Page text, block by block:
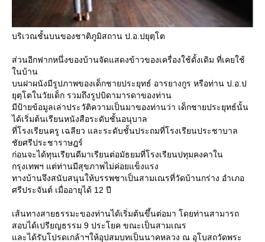
บริเวณชั้นบนของชาติภูมิสถาน ป.อ.ปยุตฺโต
ส่วนอีกฟากหนึ่งของบ้านจัดแสดงข้าวของเครื่องใช้ดั้งเดิม ที่เคยใช้
นบ้าน
บนฝาผนังมีรูปภาพของเด็กชายประยุทธ์ อารยางกูร หรือท่าน ป.อ.ป
ุตฺโตในวัยเด็ก รวมถึงรูปบิดามารดาของท่าน
มีป้ายข้อมูลเล่าประวัติความเป็นมาของท่านว่า เด็กชายประยุทธ์นั้น
ได้เริ่มต้นเรียนหนังสือระดับชั้นอนุบาล
ที่โรงเรียนครู เฉลียว และระดับชั้นประถมที่โรงเรียนประชาบาล
ชัยศรีประชาราษฎร์
ก่อนจะได้ทุนเรียนดีมาเรียนต่อมัธยมที่โรงเรียนปทุมคงคาใน
กรุงเทพฯ แต่ท่านมีสุขภาพไม่ค่อยแข็งแรง
ทางบ้านจึงสนับสนุนให้บรรพชาเป็นสามเณรที่วัดบ้านกร่าง อำเภอ
ศรีประจันต์ เมื่ออายุได้ 12 ปี
เส้นทางสายธรรมะของท่านได้เริ่มต้นขึ้นต่อมา โดยท่านสามารถ
สอบได้เปรียญธรรม 9 ประโยค ขณะเป็นสามเณร
ละได้รับโปรดเกล้าฯให้อุปสมบทเป็นนาคหลวง ณ อุโบสถวัดพระ